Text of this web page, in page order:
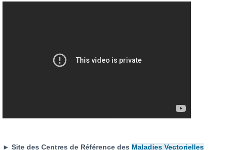
► Site des Centres de Référence des Maladies Vectorielles